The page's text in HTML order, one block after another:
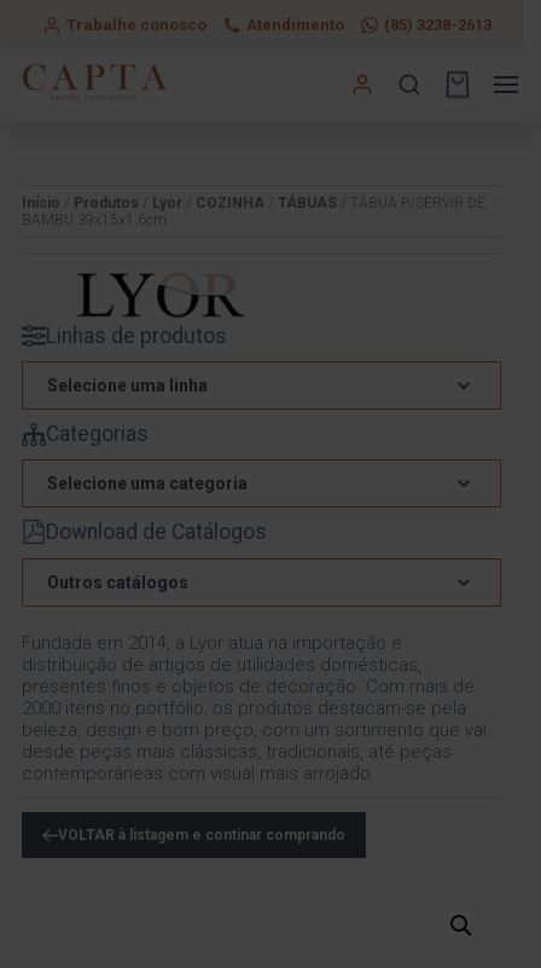
Trabalhe conosco Atendimento (85) 3238-2613
Início Produtos Lyor COZINHA TÁBUAS / TÁBUA P/SERVIR DE
BAMBU 39x15x1,6cm
Linhas de produtos
Selecione uma linha
Categorias
Selecione uma categoria
Download de Catálogos
Outros catálogos
Fundada em 2014, a Lyor atua na importação e
distribuição de artigos de utilidades domésticas,
presentes finos e objetos de decoração. Com mais de
2000 itens no portfólio, os produtos destacam-se pela
beleza, design e bom preço, com um sortimento que vai
desde peças mais clássicas, tradicionais, até peças
contemporâneas com visual mais arrojado.
VOLTAR à listagem e continar comprando